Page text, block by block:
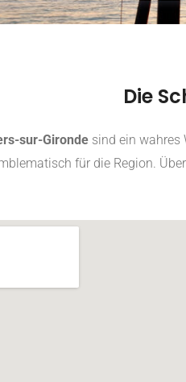
Die
sur-Girondesind ein wahres
für die Region.